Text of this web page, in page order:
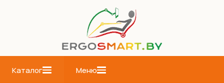
Каталог Меню